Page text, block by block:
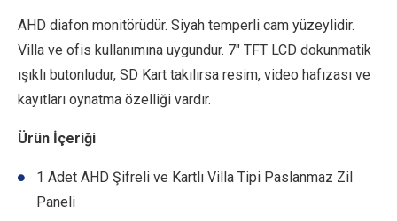
AHD diafon monitörüdür. Siyah temperli cam yüzeylidir.
Villa ve ofis kullanımına uygundur. 7″ TFT LCD dokunmatik
ışıklı butonludur, SD Kart takılırsa resim, video hafızası ve
kayıtları oynatma özelliği vardır.
Ürün İçeriği
1 Adet AHD Şifreli ve Kartlı Villa Tipi Paslanmaz Zil
Paneli